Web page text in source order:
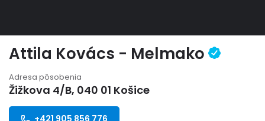
Attila Kovács - Melmako
Adresa pôsobenia
Žižkova 4/B, 040 01 Košice
+421 905 856 776